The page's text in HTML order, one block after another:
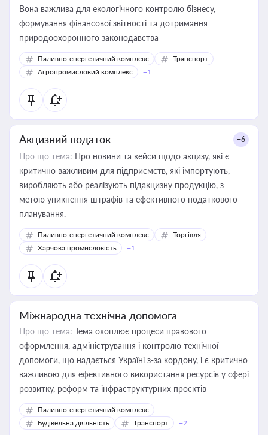
Вона важлива для екологічного контролю бізнесу,
формування фінансової звітності та дотримання
природоохоронного законодавства
Паливно-енергетичний комплекс
Транспорт
Агропромисловий комплекс
+1
Акцизний податок +6
Про що тема: Про новини та кейси щодо акцизу, які є
критично важливим для підприємств, які імпортують,
виробляють або реалізують підакцизну продукцію, з
метою уникнення штрафів та ефективного податкового
планування.
Паливно-енергетичний комплекс
Торгівля
Харчова промисловість
+1
Міжнародна технічна допомога
Про що тема: Тема охоплює процеси правового
оформлення, адміністрування і контролю технічної
допомоги, що надається Україні з-за кордону, і є критично
важливою для ефективного використання ресурсів у сфері
розвитку, реформ та інфраструктурних проєктів
Паливно-енергетичний комплекс
Будівельна діяльність
Транспорт +2